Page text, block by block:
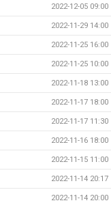
2022-12-05 09:00
2022-11-29 14:00
2022-11-25 16:00
2022-11-25 10:00
2022-11-18 13:00
2022-11-17 18:00
2022-11-17 11:30
2022-11-16 18:00
2022-11-15 11:00
2022-11-14 20:17
2022-11-14 20:00